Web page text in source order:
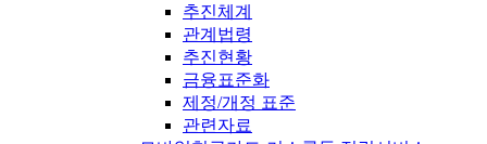
추진체계
관계법령
추진현황
금융표준화
제정/개정 표준
관련자료